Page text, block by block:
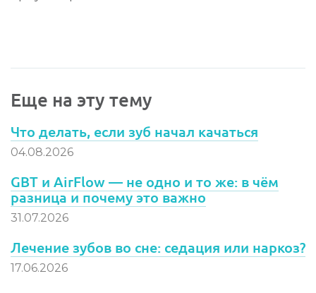
Еще на эту тему
Что делать, если зуб начал качаться
04.08.2026
GBT и AirFlow — не одно и то же: в чём
разница и почему это важно
31.07.2026
Лечение зубов во сне: седация или наркоз?
17.06.2026